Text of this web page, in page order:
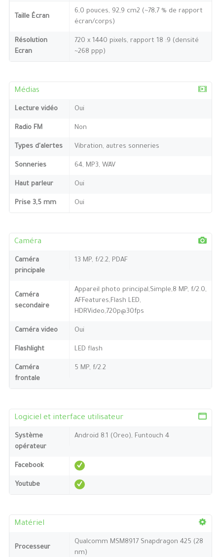
Taille Écran
6,0 pouces, 92,9 cm2 (~78,7 % de rapport
écran/corps)
Résolution
Ecran
720 x 1440 pixels, rapport 18 :9 (densité
~268 ppp)
Médias
Lecture vidéo Oui
Radio FM Non
Types d'alertes Vibration, autres sonneries
Sonneries 64, MP3, WAV
Haut parleur Oui
Prise 3,5 mm Oui
Caméra
Caméra
principale
13 MP, f/2.2, PDAF
Caméra
secondaire
Appareil photo principal,Simple,8 MP, f/2.0,
AFFeatures,Flash LED,
HDRVideo,720p@30fps
Caméra video Oui
Flashlight LED flash
Caméra
frontale
5 MP, f/2.2
Logiciel et interface utilisateur
Système
opérateur
Android 8.1 (Oreo), Funtouch 4
Facebook
Youtube
Matériel
Processeur
Qualcomm MSM8917 Snapdragon 425 (28
nm)